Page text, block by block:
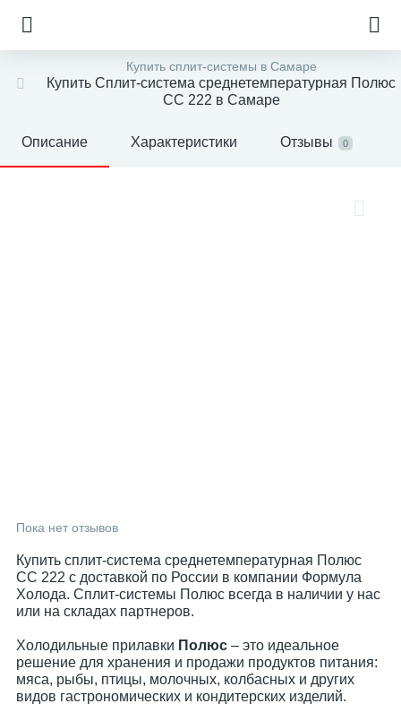
Купить сплит-системы в Самаре
Купить Сплит-система среднетемпературная Полюс
СС 222 в Самаре
Описание Характеристики Отзывы 0
Пока нет отзывов
Купить сплит-система среднетемпературная Полюс
СС 222 с доставкой по России в компании Формула
Холода. Сплит-системы Полюс всегда в наличии у нас
или на складах партнеров.
Холодильные прилавки Полюс – это идеальное
решение для хранения и продажи продуктов питания:
мяса, рыбы, птицы, молочных, колбасных и других
видов гастрономических и кондитерских изделий.